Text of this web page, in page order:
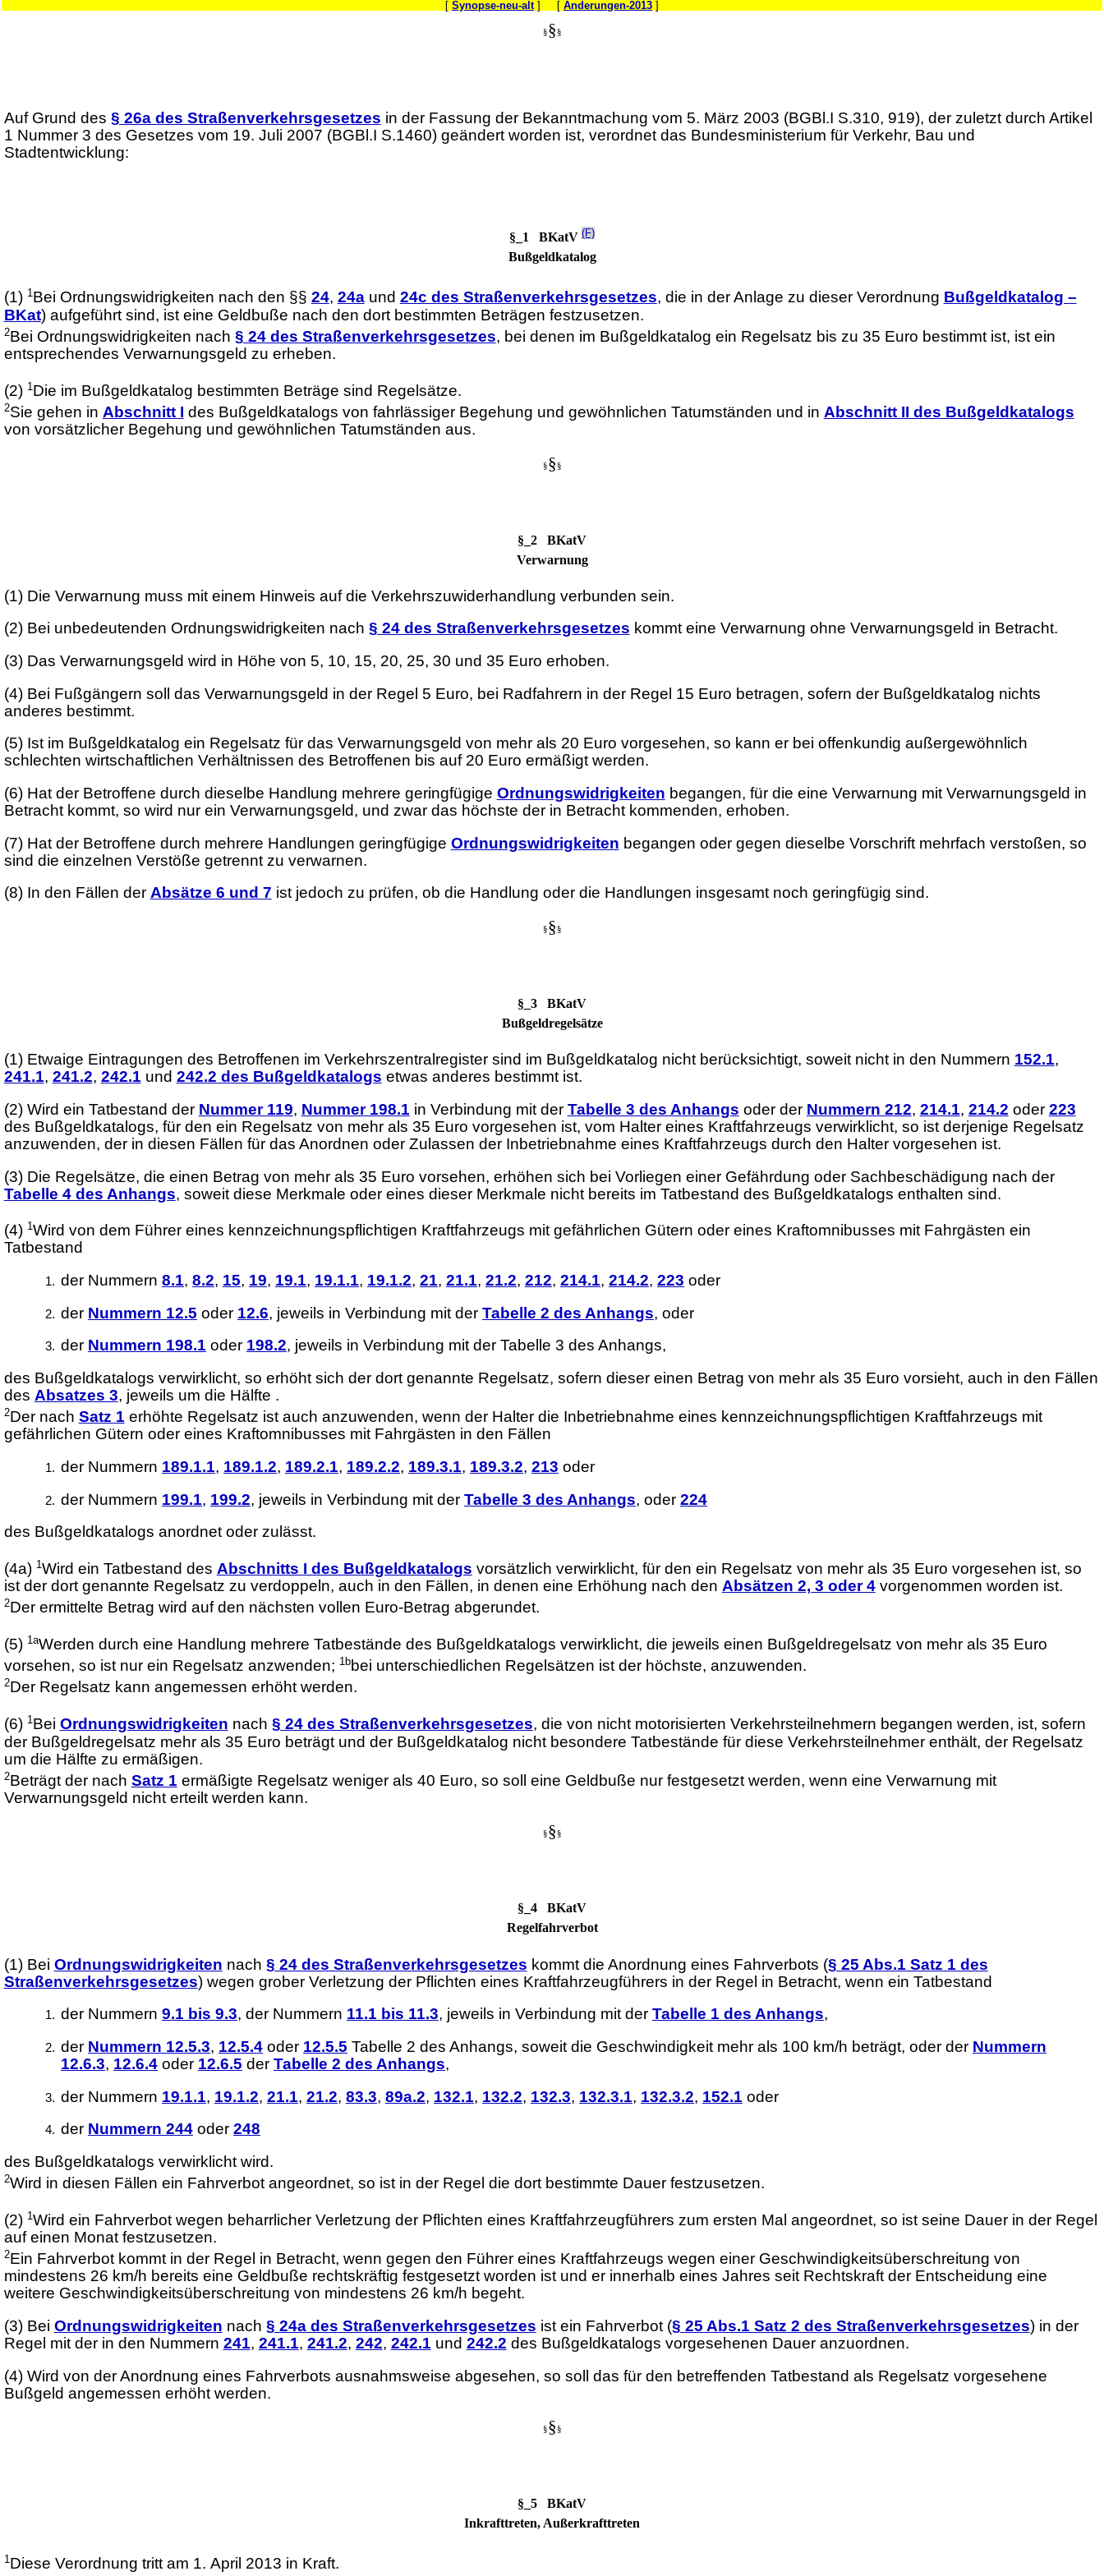
[ Synopse-neu-alt] [ Änderungen-2013 ]
§§ §
Auf Grund des § 26a des Straßenverkehrsgesetzes in der Fassung der Bekanntmachung vom 5. März 2003 (BGBl.I S.310, 919), der zuletzt durch Artikel
1 Nummer 3 des Gesetzes vom 19. Juli 2007 (BGBl.I S.1460) geändert worden ist, verordnet das Bundesministerium für Verkehr, Bau und
Stadtentwicklung:
§_1 BKatV (F)
Bußgeldkatalog
(1) 1Bei Ordnungswidrigkeiten nach den §§ 24, 24aund 24c des Straßenverkehrsgesetzes, die in der Anlage zu dieser Verordnung Bußgeldkatalog –
BKat) aufgeführt sind, ist eine Geldbuße nach den dort bestimmten Beträgen festzusetzen.
2Bei Ordnungswidrigkeiten nach § 24 des Straßenverkehrsgesetzes, bei denen im Bußgeldkatalog ein Regelsatz bis zu 35 Euro bestimmt ist, ist ein
entsprechendes Verwarnungsgeld zu erheben.
(2) 1Die im Bußgeldkatalog bestimmten Beträge sind Regelsätze.
2Sie gehen in Abschnitt I des Bußgeldkatalogs von fahrlässiger Begehung und gewöhnlichen Tatumständen und in Abschnitt II des Bußgeldkatalogs
von vorsätzlicher Begehung und gewöhnlichen Tatumständen aus.
§§ §
§_2 BKatV
Verwarnung
(1) Die Verwarnung muss mit einem Hinweis auf die Verkehrszuwiderhandlung verbunden sein.
(2) Bei unbedeutenden Ordnungswidrigkeiten nach § 24 des Straßenverkehrsgesetzes kommt eine Verwarnung ohne Verwarnungsgeld in Betracht.
(3) Das Verwarnungsgeld wird in Höhe von 5, 10, 15, 20, 25, 30 und 35 Euro erhoben.
(4) Bei Fußgängern soll das Verwarnungsgeld in der Regel 5 Euro, bei Radfahrern in der Regel 15 Euro betragen, sofern der Bußgeldkatalog nichts
anderes bestimmt.
(5) Ist im Bußgeldkatalog ein Regelsatz für das Verwarnungsgeld von mehr als 20 Euro vorgesehen, so kann er bei offenkundig außergewöhnlich
schlechten wirtschaftlichen Verhältnissen des Betroffenen bis auf 20 Euro ermäßigt werden.
(6) Hat der Betroffene durch dieselbe Handlung mehrere geringfügige Ordnungswidrigkeiten begangen, für die eine Verwarnung mit Verwarnungsgeld in
Betracht kommt, so wird nur ein Verwarnungsgeld, und zwar das höchste der in Betracht kommenden, erhoben.
(7) Hat der Betroffene durch mehrere Handlungen geringfügige Ordnungswidrigkeiten begangen oder gegen dieselbe Vorschrift mehrfach verstoßen, so
sind die einzelnen Verstöße getrennt zu verwarnen.
(8) In den Fällen der Absätze 6 und 7 ist jedoch zu prüfen, ob die Handlung oder die Handlungen insgesamt noch geringfügig sind.
§§ §
§_3 BKatV
Bußgeldregelsätze
(1) Etwaige Eintragungen des Betroffenen im Verkehrszentralregister sind im Bußgeldkatalog nicht berücksichtigt, soweit nicht in den Nummern 152.1,
241.1, 241.2, 242.1 und 242.2 des Bußgeldkatalogs etwas anderes bestimmt ist.
(2) Wird ein Tatbestand der Nummer 119, Nummer 198.1 in Verbindung mit der Tabelle 3 des Anhangs oder der Nummern 212, 214.1, 214.2 oder 223
des Bußgeldkatalogs, für den ein Regelsatz von mehr als 35 Euro vorgesehen ist, vom Halter eines Kraftfahrzeugs verwirklicht, so ist derjenige Regelsatz
anzuwenden, der in diesen Fällen für das Anordnen oder Zulassen der Inbetriebnahme eines Kraftfahrzeugs durch den Halter vorgesehen ist.
(3) Die Regelsätze, die einen Betrag von mehr als 35 Euro vorsehen, erhöhen sich bei Vorliegen einer Gefährdung oder Sachbeschädigung nach der
Tabelle 4 des Anhangs, soweit diese Merkmale oder eines dieser Merkmale nicht bereits im Tatbestand des Bußgeldkatalogs enthalten sind.
(4) 1Wird von dem Führer eines kennzeichnungspflichtigen Kraftfahrzeugs mit gefährlichen Gütern oder eines Kraftomnibusses mit Fahrgästen ein
Tatbestand
der Nummern 8.1, 8.2, 15, 19, 19.1, 19.1.1, 19.1.2, 21, 21.1, 21.2, 212, 214.1, 214.2, 223 oder
der Nummern 12.5 oder 12.6, jeweils in Verbindung mit der Tabelle 2 des Anhangs, oder
der Nummern 198.1 oder 198.2, jeweils in Verbindung mit der Tabelle 3 des Anhangs,
des Bußgeldkatalogs verwirklicht, so erhöht sich der dort genannte Regelsatz, sofern dieser einen Betrag von mehr als 35 Euro vorsieht, auch in den Fällen
des Absatzes 3, jeweils um die Hälfte .
2Der nach Satz 1 erhöhte Regelsatz ist auch anzuwenden, wenn der Halter die Inbetriebnahme eines kennzeichnungspflichtigen Kraftfahrzeugs mit
gefährlichen Gütern oder eines Kraftomnibusses mit Fahrgästen in den Fällen
der Nummern 189.1.1, 189.1.2, 189.2.1, 189.2.2, 189.3.1, 189.3.2, 213 oder
der Nummern 199.1, 199.2, jeweils in Verbindung mit der Tabelle 3 des Anhangs, oder 224
des Bußgeldkatalogs anordnet oder zulässt.
(4a) 1Wird ein Tatbestand des Abschnitts I des Bußgeldkatalogs vorsätzlich verwirklicht, für den ein Regelsatz von mehr als 35 Euro vorgesehen ist, so
ist der dort genannte Regelsatz zu verdoppeln, auch in den Fällen, in denen eine Erhöhung nach den Absätzen 2, 3 oder 4vorgenommen worden ist.
2Der ermittelte Betrag wird auf den nächsten vollen Euro-Betrag abgerundet.
(5) 1aWerden durch eine Handlung mehrere Tatbestände des Bußgeldkatalogs verwirklicht, die jeweils einen Bußgeldregelsatz von mehr als 35 Euro
vorsehen, so ist nur ein Regelsatz anzwenden; 1bbei unterschiedlichen Regelsätzen ist der höchste, anzuwenden.
2Der Regelsatz kann angemessen erhöht werden.
(6) 1Bei Ordnungswidrigkeiten nach § 24 des Straßenverkehrsgesetzes, die von nicht motorisierten Verkehrsteilnehmern begangen werden, ist, sofern
der Bußgeldregelsatz mehr als 35 Euro beträgt und der Bußgeldkatalog nicht besondere Tatbestände für diese Verkehrsteilnehmer enthält, der Regelsatz
um die Hälfte zu ermäßigen.
2Beträgt der nach Satz 1 ermäßigte Regelsatz weniger als 40 Euro, so soll eine Geldbuße nur festgesetzt werden, wenn eine Verwarnung mit
Verwarnungsgeld nicht erteilt werden kann.
§§ §
§_4 BKatV
Regelfahrverbot
(1) Bei Ordnungswidrigkeiten nach § 24 des Straßenverkehrsgesetzes kommt die Anordnung eines Fahrverbots (§ 25 Abs.1 Satz 1 des
Straßenverkehrsgesetzes) wegen grober Verletzung der Pflichten eines Kraftfahrzeugführers in der Regel in Betracht, wenn ein Tatbestand
der Nummern 9.1 bis 9.3, der Nummern 11.1 bis 11.3, jeweils in Verbindung mit der Tabelle 1 des Anhangs,
der Nummern 12.5.3, 12.5.4oder 12.5.5 Tabelle 2 des Anhangs, soweit die Geschwindigkeit mehr als 100 km/h beträgt, oder der Nummern
12.6.3, 12.6.4oder 12.6.5 der Tabelle 2 des Anhangs,
der Nummern 19.1.1, 19.1.2, 21.1, 21.2, 83.3, 89a.2, 132.1, 132.2, 132.3, 132.3.1, 132.3.2, 152.1 oder
der Nummern 244oder 248
des Bußgeldkatalogs verwirklicht wird.
2Wird in diesen Fällen ein Fahrverbot angeordnet, so ist in der Regel die dort bestimmte Dauer festzusetzen.
(2) 1Wird ein Fahrverbot wegen beharrlicher Verletzung der Pflichten eines Kraftfahrzeugführers zum ersten Mal angeordnet, so ist seine Dauer in der Regel
auf einen Monat festzusetzen.
2Ein Fahrverbot kommt in der Regel in Betracht, wenn gegen den Führer eines Kraftfahrzeugs wegen einer Geschwindigkeitsüberschreitung von
mindestens 26 km/h bereits eine Geldbuße rechtskräftig festgesetzt worden ist und er innerhalb eines Jahres seit Rechtskraft der Entscheidung eine
weitere Geschwindigkeitsüberschreitung von mindestens 26 km/h begeht.
(3) Bei Ordnungswidrigkeiten nach § 24a des Straßenverkehrsgesetzes ist ein Fahrverbot (§ 25 Abs.1 Satz 2 des Straßenverkehrsgesetzes) in der
Regel mit der in den Nummern 241, 241.1, 241.2, 242, 242.1 und 242.2 des Bußgeldkatalogs vorgesehenen Dauer anzuordnen.
(4) Wird von der Anordnung eines Fahrverbots ausnahmsweise abgesehen, so soll das für den betreffenden Tatbestand als Regelsatz vorgesehene
Bußgeld angemessen erhöht werden.
§§ §
§_5 BKatV
Inkrafttreten, Außerkrafttreten
1Diese Verordnung tritt am 1. April 2013 in Kraft.